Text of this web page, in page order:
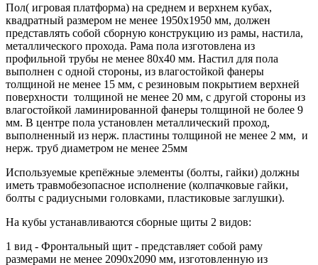
Пол( игровая платформа) на среднем и верхнем кубах,
квадратный размером не менее 1950x1950 мм, должен
представлять собой сборную конструкцию из рамы, настила,
металлического прохода. Рама пола изготовлена из
профильной трубы не менее 80x40 мм. Настил для пола
выполнен с одной стороны, из влагостойкой фанеры
толщиной не менее 15 мм, с резиновым покрытием верхней
поверхности толщиной не менее 20 мм, с другой стороны из
влагостойкой ламинированной фанеры толщиной не более 9
мм. В центре пола установлен металлический проход,
выполненный из нерж. пластины толщиной не менее 2 мм, и
нерж. труб диаметром не менее 25мм
Используемые крепёжные элементы (болты, гайки) должны
иметь травмобезопасное исполнение (колпачковые гайки,
болты с радиусными головками, пластиковые заглушки).
На кубы устанавливаются сборные щиты 2 видов:
1 вид - Фронтальный щит - представляет собой раму
размерами не менее 2090x2090 мм, изготовленную из